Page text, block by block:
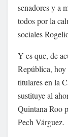
senadores y a
todos por la
sociales
Y es que, de
República,
titulares en la
sustituye al
Quintana Roo
Pech Várguez.